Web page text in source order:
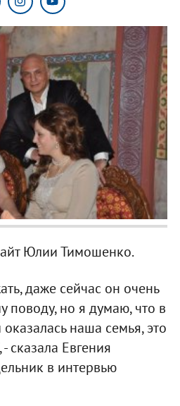
Юлии Тимошенко.
даже сейчас он очень
поводу, но я думаю, что в
наша семья, это
сказала Евгения
в интервью